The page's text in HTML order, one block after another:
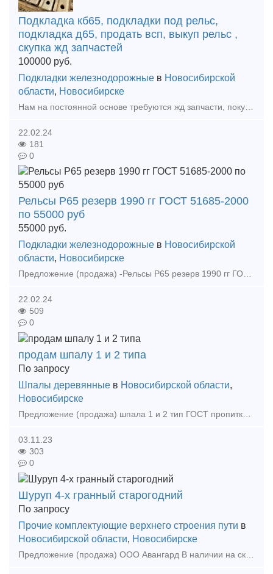
Подкладка кб65, подкладки под рельс,
подкладка д65, продать всп, выкуп рельс ,
скупка жд запчастей
100000 руб.
Подкладки железнодорожные в Новосибирской
области, Новосибирске
Нам на постоянной основе требуются жд запчасти, покупаем Дорого жд колодки, автосцепки, клин ханина, жд подкладки, накладки железнодорожные как новые так и бу. Мы готовы рассмотреть любые ваши предло
22.02.24
181
0
Рельсы Р65 резерв 1990 гг ГОСТ 51685-2000
по 55000 руб
55000 руб.
Подкладки железнодорожные в Новосибирской
области, Новосибирске
Предложение (продажа) -Рельсы Р65 резерв 1990 гг ГОСТ 51685-2000 по 55000 руб - Рельсы Р65 демонтаж без износа 12, 5 м по 43500 руб - Рельсы Р65 2 группа 12,
22.02.24
509
0
продам шпалу 1 и 2 типа
По запросу
Шпалы деревянные в Новосибирской области,
Новосибирске
03.11.23
303
0
Шуруп 4-х гранный старогодний
По запросу
Прочие комплектующие верхнего строения пути в
Новосибирской области, Новосибирске